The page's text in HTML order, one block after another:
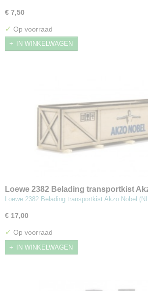
€ 7,50
✓ Op voorraad
IN WINKELWAGEN
Loewe 2382 Belading transportkist
mm
Loewe 2382 Belading transportkist Akzo Nobel
€ 17,00
✓ Op voorraad
IN WINKELWAGEN